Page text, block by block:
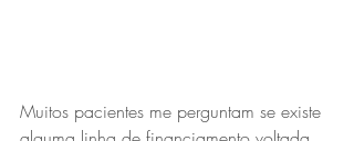
Muitos pacientes me perguntam se existe